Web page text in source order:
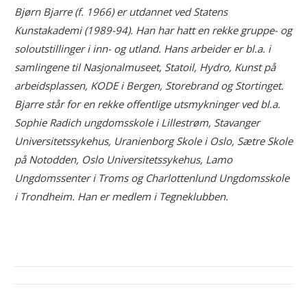
Bjørn Bjarre (f. 1966) er utdannet ved Statens
Kunstakademi (1989-94). Han har hatt en rekke gruppe- og
soloutstillinger i inn- og utland. Hans arbeider er bl.a. i
samlingene til Nasjonalmuseet, Statoil, Hydro, Kunst på
arbeidsplassen, KODE i Bergen, Storebrand og Stortinget.
Bjarre står for en rekke offentlige utsmykninger ved bl.a.
Sophie Radich ungdomsskole i Lillestrøm, Stavanger
Universitetssykehus, Uranienborg Skole i Oslo, Sætre Skole
på Notodden, Oslo Universitetssykehus, Lamo
Ungdomssenter i Troms og Charlottenlund Ungdomsskole
i Trondheim. Han er medlem i Tegneklubben.